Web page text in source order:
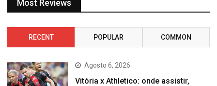
Most Reviews
RECENT POPULAR COMMON
Agosto 6, 2026
Vitória x Athletico: onde assistir,